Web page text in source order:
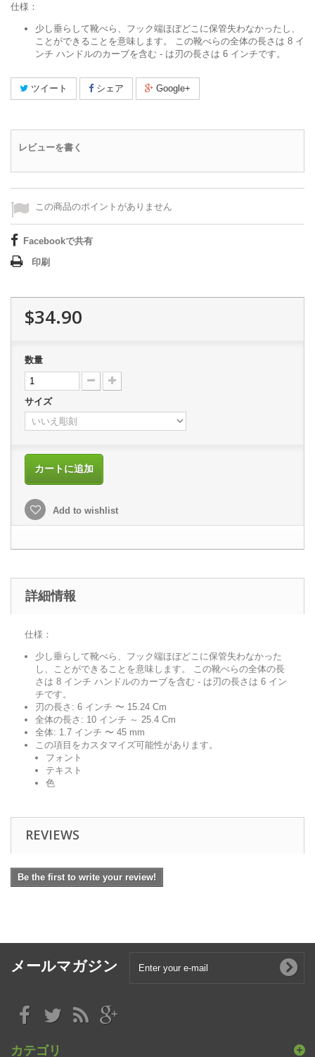
仕様：
少し垂らして靴べら、フック端ほぼどこに保管失わなかったし、
ことができることを意味します。 この靴べらの全体の長さは 8 イ
ンチ ハンドルのカーブを含む - は刃の長さは 6 インチです。
ツイート シェア Google+
レビューを書く
この商品のポイントがありません
Facebookで共有
印刷
$34.90
数量
サイズ
カートに追加
Add to wishlist
詳細情報
仕様：
少し垂らして靴べら、フック端ほぼどこに保管失わなかった
し、ことができることを意味します。 この靴べらの全体の長
さは 8 インチ ハンドルのカーブを含む - は刃の長さは 6 イン
チです。
刃の長さ: 6 インチ 〜 15.24 Cm
全体の長さ: 10 インチ ～ 25.4 Cm
全体: 1.7 インチ 〜 45 mm
この項目をカスタマイズ可能性があります。
フォント
テキスト
色
REVIEWS
Be the first to write your review!
メールマガジン
カテゴリ